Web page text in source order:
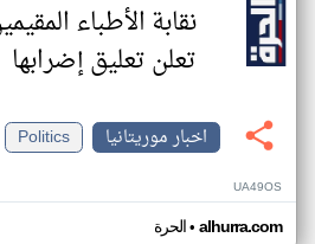
نقابة الأطباء
تعلن تعليق إضرابها
اخبار موريتانيا
Politics
UA49OS
الحرة• alhurra.com